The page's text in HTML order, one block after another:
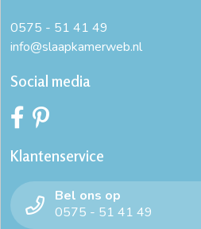
0575 - 51 41 49
info@slaapkamerweb.nl
Social media
Klantenservice
Bel ons op
0575 - 51 41 49